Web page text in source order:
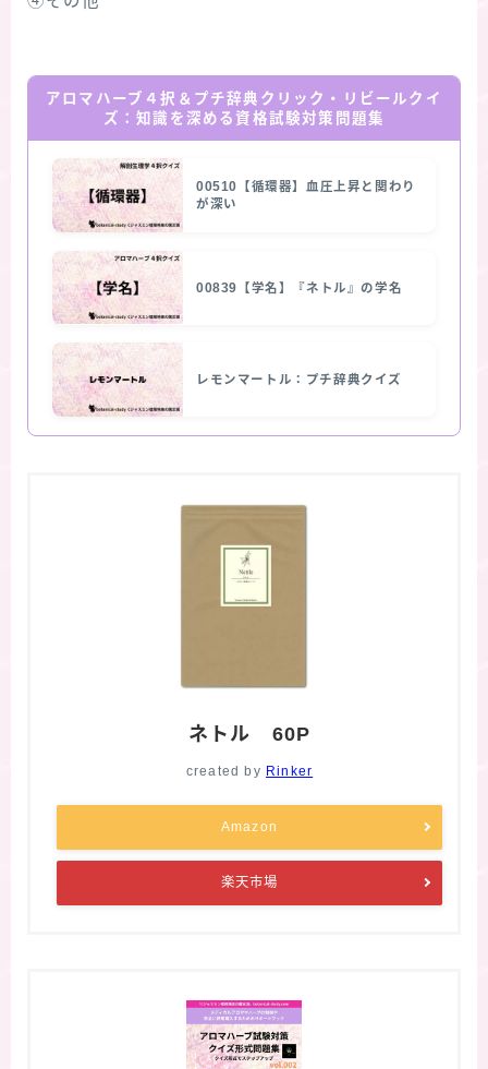
アロマハーブ４択＆プチ辞典クリック・リビールクイ
ズ：知識を深める資格試験対策問題集
00510【循環器】血圧上昇と関わり
が深い
00839【学名】『ネトル』の学名
レモンマートル：プチ辞典クイズ
ネトル 60P
created by Rinker
Amazon
楽天市場